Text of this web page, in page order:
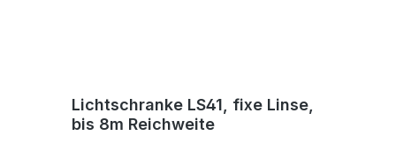
Lichtschranke LS41, fixe Linse,
bis 8m Reichweite